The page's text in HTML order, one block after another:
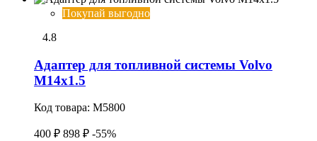
Покупай выгодно
4.8
Адаптер для топливной системы Volvo
М14х1.5
Код товара: M5800
400 ₽ 898 ₽ -55%